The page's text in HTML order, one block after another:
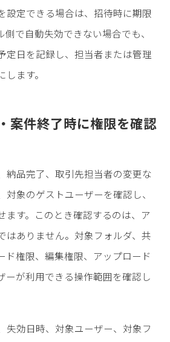
設定できる場合は、招待時に期限
で自動失効できない場合でも、
定日を記録し、担当者または管理
ます。
案件終了時に権限を確認
納品完了、取引先担当者の変更な
対象のゲストユーザーを確認し、
ます。このとき確認するのは、ア
はありません。対象フォルダ、共
ド権限、編集権限、アップロード
ーが利用できる操作範囲を確認し
失効日時、対象ユーザー、対象フ